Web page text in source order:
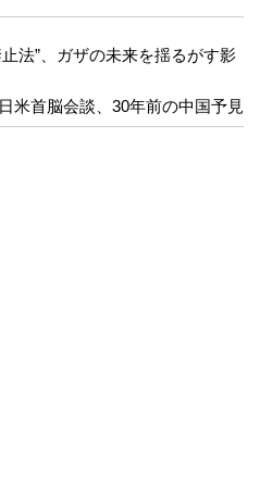
法”、ガザの未来を揺るがす影
米首脳会談、30年前の中国予見